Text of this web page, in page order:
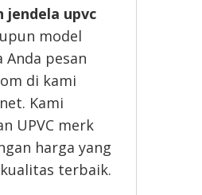
jendela upvc
model
Anda pesan
di kami
Kami
UPVC merk
harga yang
terbaik.